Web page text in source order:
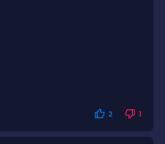
2 1